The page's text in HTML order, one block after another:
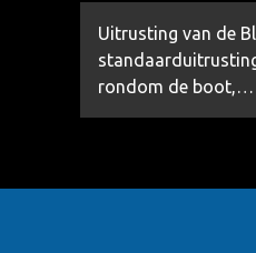
Uitrusting van de
rondom de boot,…